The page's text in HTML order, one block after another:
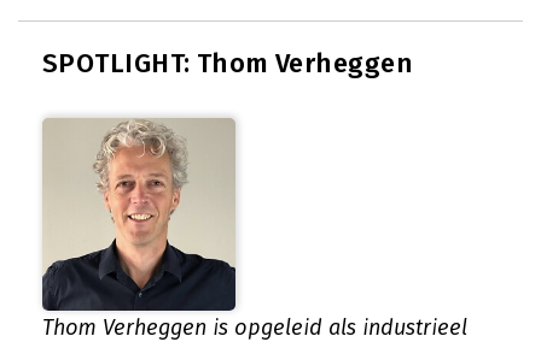
SPOTLIGHT: Thom Verheggen
Thom Verheggen is opgeleid als industrieel